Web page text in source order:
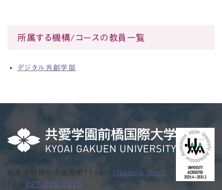
所属する機構/コースの教員一覧
デジタル共創学部
〒379-2192
群馬県前橋市小屋原町1154-4
（Google Map）
TEL. 027-266-7575